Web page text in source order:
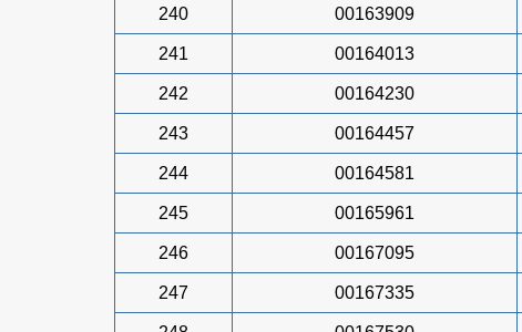
240 00163909
241 00164013
242 00164230
243 00164457
244 00164581
245 00165961
246 00167095
247 00167335